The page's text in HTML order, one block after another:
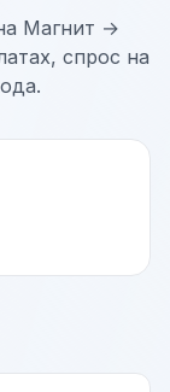
Магнит →
спрос на